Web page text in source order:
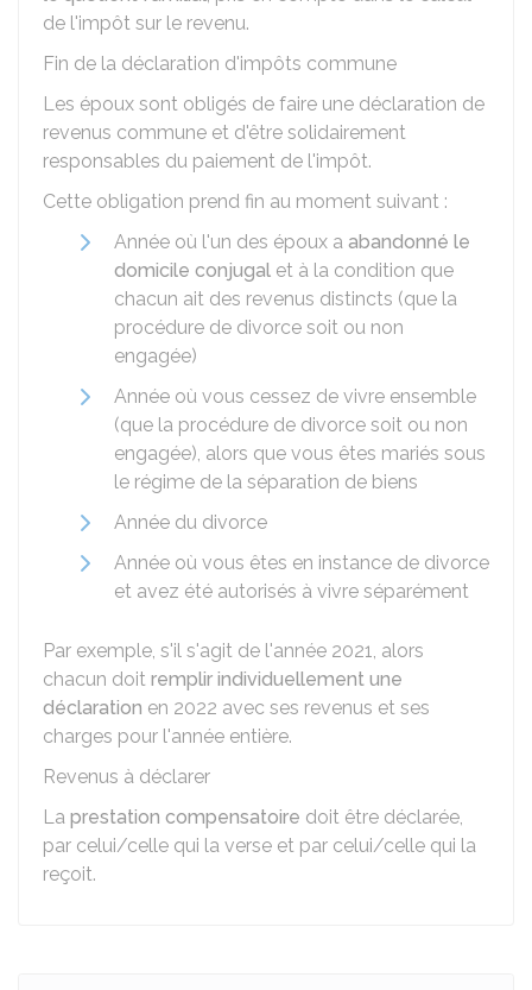
de l'impôt sur le revenu.
Fin de la déclaration d'impôts commune
Les époux sont obligés de faire une déclaration de
revenus commune et d'être solidairement
responsables du paiement de l'impôt.
Cette obligation prend fin au moment suivant :
Année où l'un des époux a abandonné le
domicile conjugal et à la condition que
chacun ait des revenus distincts (que la
procédure de divorce soit ou non
engagée)
Année où vous cessez de vivre ensemble
(que la procédure de divorce soit ou non
engagée), alors que vous êtes mariés sous
le régime de la séparation de biens
Année du divorce
Année où vous êtes en instance de divorce
et avez été autorisés à vivre séparément
Par exemple, s'il s'agit de l'année 2021, alors
chacun doit remplir individuellement une
déclaration en 2022 avec ses revenus et ses
charges pour l'année entière.
Revenus à déclarer
La prestation compensatoire doit être déclarée,
par celui/celle qui la verse et par celui/celle qui la
reçoit.